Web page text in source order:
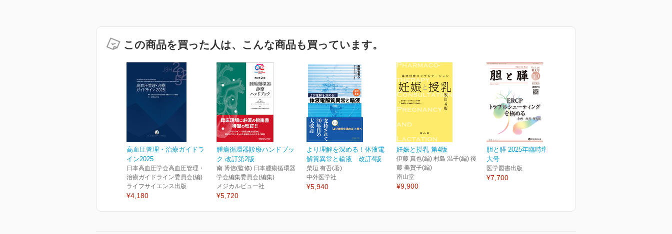
この商品を買った人は、こんな商品も買っています。
高血圧管理・治療ガイドラ
イン2025
日本高血圧学会高血圧管理・
治療ガイドライン委員会(編)
ライフサイエンス出版
¥4,180
腫瘍循環器診療ハンドブッ
ク 改訂第2版
南 博信(監修) 日本腫瘍循環器
学会編集委員会(編集)
メジカルビュー社
¥5,720
より理解を深める！体液電
解質異常と輸液 改訂4版
柴垣 有吾(著)
中外医学社
¥5,940
妊娠と授乳 第4版
伊藤 真也(編) 村島 温子(編) 後
藤 美賀子(編)
南山堂
¥9,900
胆と膵 2025年臨時増刊特
大号
医学図書出版
¥7,700